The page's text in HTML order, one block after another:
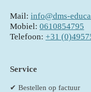
Mail: info@dms-
Mobiel: 0610854795
Telefoon: +31
Service
✔ Bestellen op factuur